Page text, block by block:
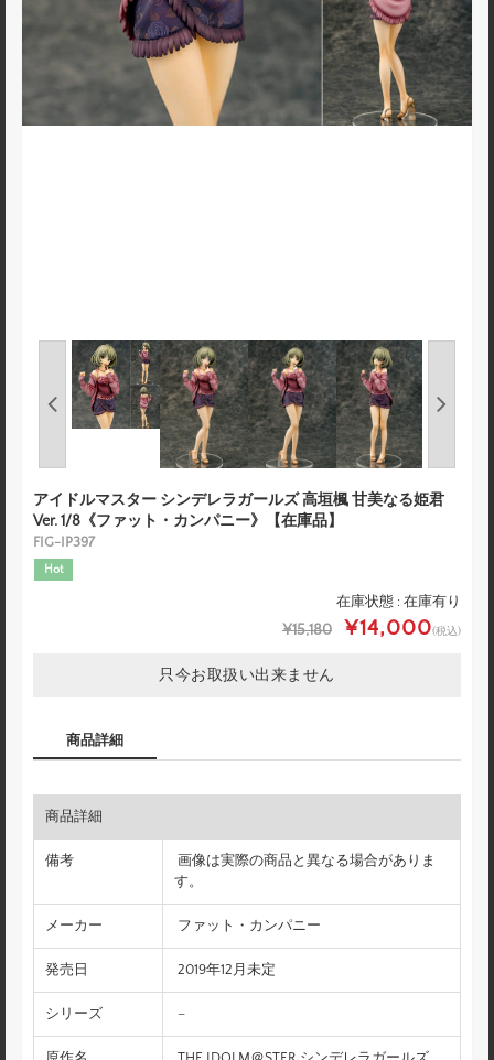
アイドルマスター シンデレラガールズ 高垣楓 甘美なる姫君
Ver. 1/8《ファット・カンパニー》【在庫品】
FIG-IP397
Hot
在庫状態 : 在庫有り
¥15,180 ¥14,000(税込)
只今お取扱い出来ません
商品詳細
商品詳細
備考
画像は実際の商品と異なる場合がありま
す。
メーカー ファット・カンパニー
発売日 2019年12月未定
シリーズ –